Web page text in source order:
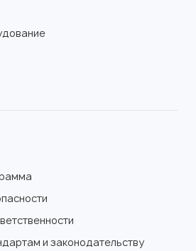
и законодательству